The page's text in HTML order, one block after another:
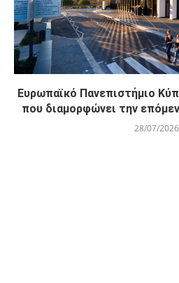
Ευρωπαϊκό Πανεπιστήμιο
που διαμορφώνει την
28/07/2026